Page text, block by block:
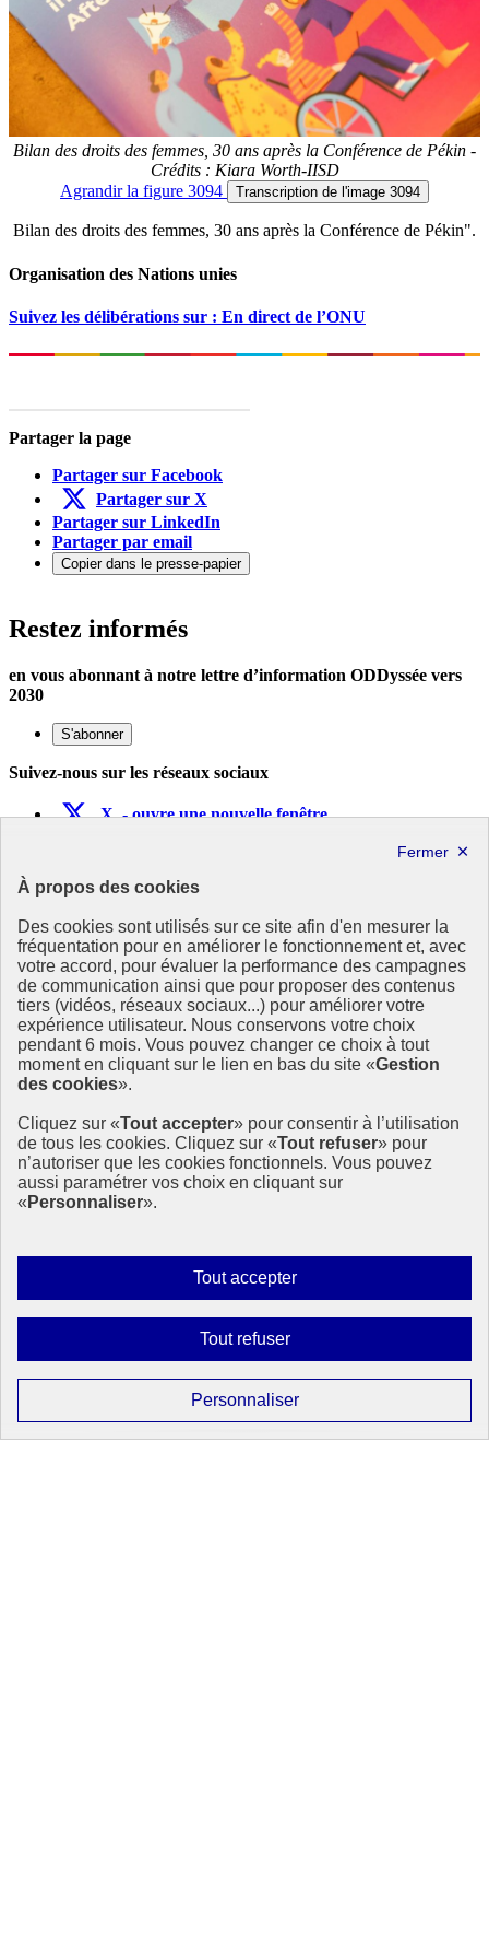
À propos des cookies
Des cookies sont utilisés sur ce site afin d'en mesurer la
fréquentation pour en améliorer le fonctionnement et, avec
votre accord, pour évaluer la performance des campagnes
de communication ainsi que pour proposer des contenus
tiers (vidéos, réseaux sociaux...) pour améliorer votre
expérience utilisateur. Nous conservons votre choix
pendant 6 mois. Vous pouvez changer ce choix à tout
moment en cliquant sur le lien en bas du site «Gestion
des cookies».
Cliquez sur «Tout accepter» pour consentir à l’utilisation
de tous les cookies. Cliquez sur «Tout refuser» pour
n’autoriser que les cookies fonctionnels. Vous pouvez
aussi paramétrer vos choix en cliquant sur
« Personnaliser».
Tout accepterAutoriser
tous
Tout refuserInterdire
tous
PersonnaliserParamétrer
les
Bilan des droits des femmes, 30 ans après la Conférence de Pékin -
Crédits : Kiara Worth-IISD
Agrandirla figure 3094 Transcription de l'image 3094
Bilan des droits des femmes, 30 ans après la Conférence de Pékin".
Organisation des Nations unies
Suivez les délibérations sur : En direct de l’ONU
Partager la page
Partager sur Facebook
Partager sur X
Partager sur LinkedIn
Partager par email
Copier dans le presse-papier
Restez informés
en vous abonnant à notre lettre d’information ODDyssée vers
2030
S'abonner
Suivez-nous sur les réseaux sociaux
X- ouvre une nouvelle fenêtre
Agenda 2030
Présentation
Dispositif de suivi
En France
En Europe et à l’international
17 Objectifs de développement durable
Feuille de route de la France
Anniversaire
Anniversaire 2025
Anniversaire 2024
Anniversaire 2023
Anniversaire 2022
À la une
Actualités à la Une
Événements à la Une
Mobiliser pour le développement durable
Forum politique de haut niveau